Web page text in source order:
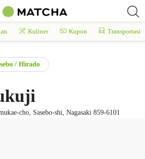
Kuliner Kupon Transportasi
/ Hirado
cho, Sasebo-shi, Nagasaki 859-6101